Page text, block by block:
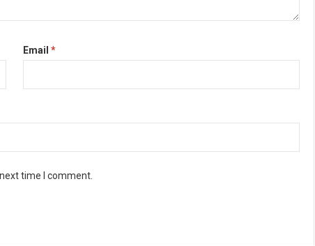
Email*
time I comment.